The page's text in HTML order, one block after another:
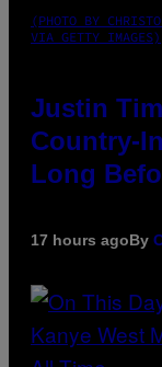
(PHOTO BY
VIA GETTY IMAGES)
Justin
Country-
Long
17 hours agoBy